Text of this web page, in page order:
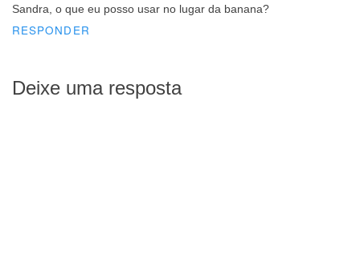
Sandra, o que eu posso usar no lugar da banana?
RESPONDER
Deixe uma resposta